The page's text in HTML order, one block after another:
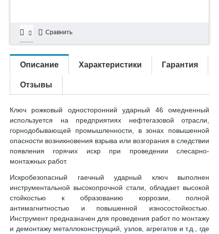
Сравнить
Описание Характеристики Гарантия
Отзывы
Ключ рожковый односторонний ударный 46 омедненный
используется на предприятиях нефтегазовой отрасли,
горнодобывающей промышленности, в зонах повышенной
опасности возникновения взрыва или возгорания в следствии
появления горячих искр при проведении слесарно-
монтажных работ.
Искробезопасный гаечный ударный ключ выполнен
инструментальной высокопрочной стали, обладает высокой
стойкостью к образованию коррозии, полной
антимагнитностью и повышенной износостойкостью.
Инструмент предназначен для проведения работ по монтажу
и демонтажу металлоконструкций, узлов, агрегатов и т.д., где